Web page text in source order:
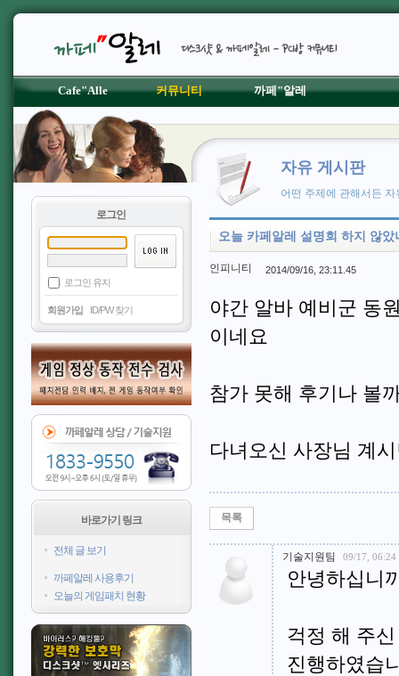
Cafe"Alle 커뮤니티 까페"알레
로그인
로그인 유지
회원가입 ID/PW 찾기
바로가기 링크
전체 글 보기
까페알레 사용후기
오늘의 게임패치 현황
자유 게시판
어떤 주제에 관해서든
오늘 카페알레 설명회 하지 않았
인피니티 2014/09/16, 23:11.45
야간 알바 예비군 동
이네요
참가 못해 후기나 볼
다녀오신 사장님 계
목록
기술지원팀 09/17, 06:24
안녕하십니
걱정 해 주
진행하였습